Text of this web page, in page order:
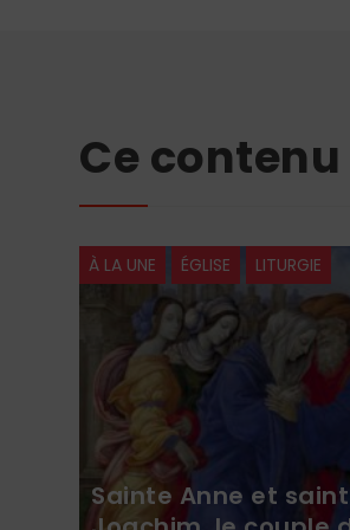
Ce
À LA UNE ÉGLISE LITURGIE
Sainte Anne et saint